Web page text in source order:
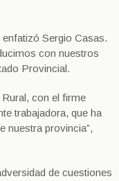
Sergio Casas.
con nuestros
Provincial.
con el firme
trabajadora, que ha
nuestra provincia”,
de cuestiones